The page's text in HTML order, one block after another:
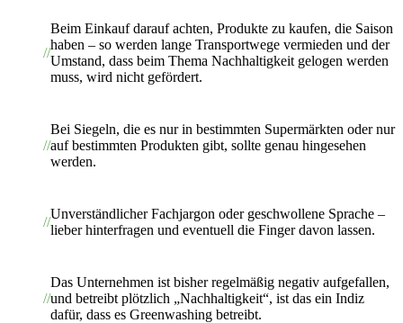
Beim Einkauf darauf achten, Produkte zu kaufen, die Saison
haben – so werden lange Transportwege vermieden und der
Umstand, dass beim Thema Nachhaltigkeit gelogen werden
muss, wird nicht gefördert.
Bei Siegeln, die es nur in bestimmten Supermärkten oder nur
auf bestimmten Produkten gibt, sollte genau hingesehen
werden.
Unverständlicher Fachjargon oder geschwollene Sprache –
lieber hinterfragen und eventuell die Finger davon lassen.
Das Unternehmen ist bisher regelmäßig negativ aufgefallen,
und betreibt plötzlich „Nachhaltigkeit“, ist das ein Indiz
dafür, dass es Greenwashing betreibt.